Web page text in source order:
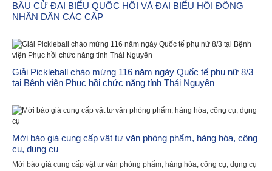
BẦU CỬ ĐẠI BIỂU QUỐC HỒI VÀ ĐẠI BIỂU HỘI ĐỒNG
NHÂN DÂN CÁC CẤP
Giải Pickleball chào mừng 116 năm ngày Quốc tế phụ nữ 8/3
tại Bệnh viện Phục hồi chức năng tỉnh Thái Nguyên
Mời báo giá cung cấp vật tư văn phòng phẩm, hàng hóa, công
cụ, dụng cụ
Mời báo giá cung cấp vật tư văn phòng phẩm, hàng hóa, công cụ, dụng cụ